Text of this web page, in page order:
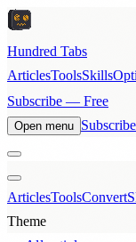
Hundred Tabs
ArticlesToolsSkills
Subscribe — Free
Open menu
ArticlesToolsConvert
Theme